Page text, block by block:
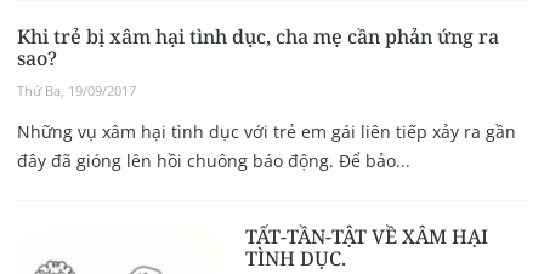
Khi trẻ bị xâm hại tình dục, cha mẹ cần phản ứng ra
sao?
Thứ Ba, 19/09/2017
Những vụ xâm hại tình dục với trẻ em gái liên tiếp xảy ra gần
đây đã gióng lên hồi chuông báo động. Để bảo...
TẤT-TẦN-TẬT VỀ XÂM HẠI
TÌNH DỤC.